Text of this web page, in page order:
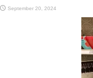
September 20, 2024